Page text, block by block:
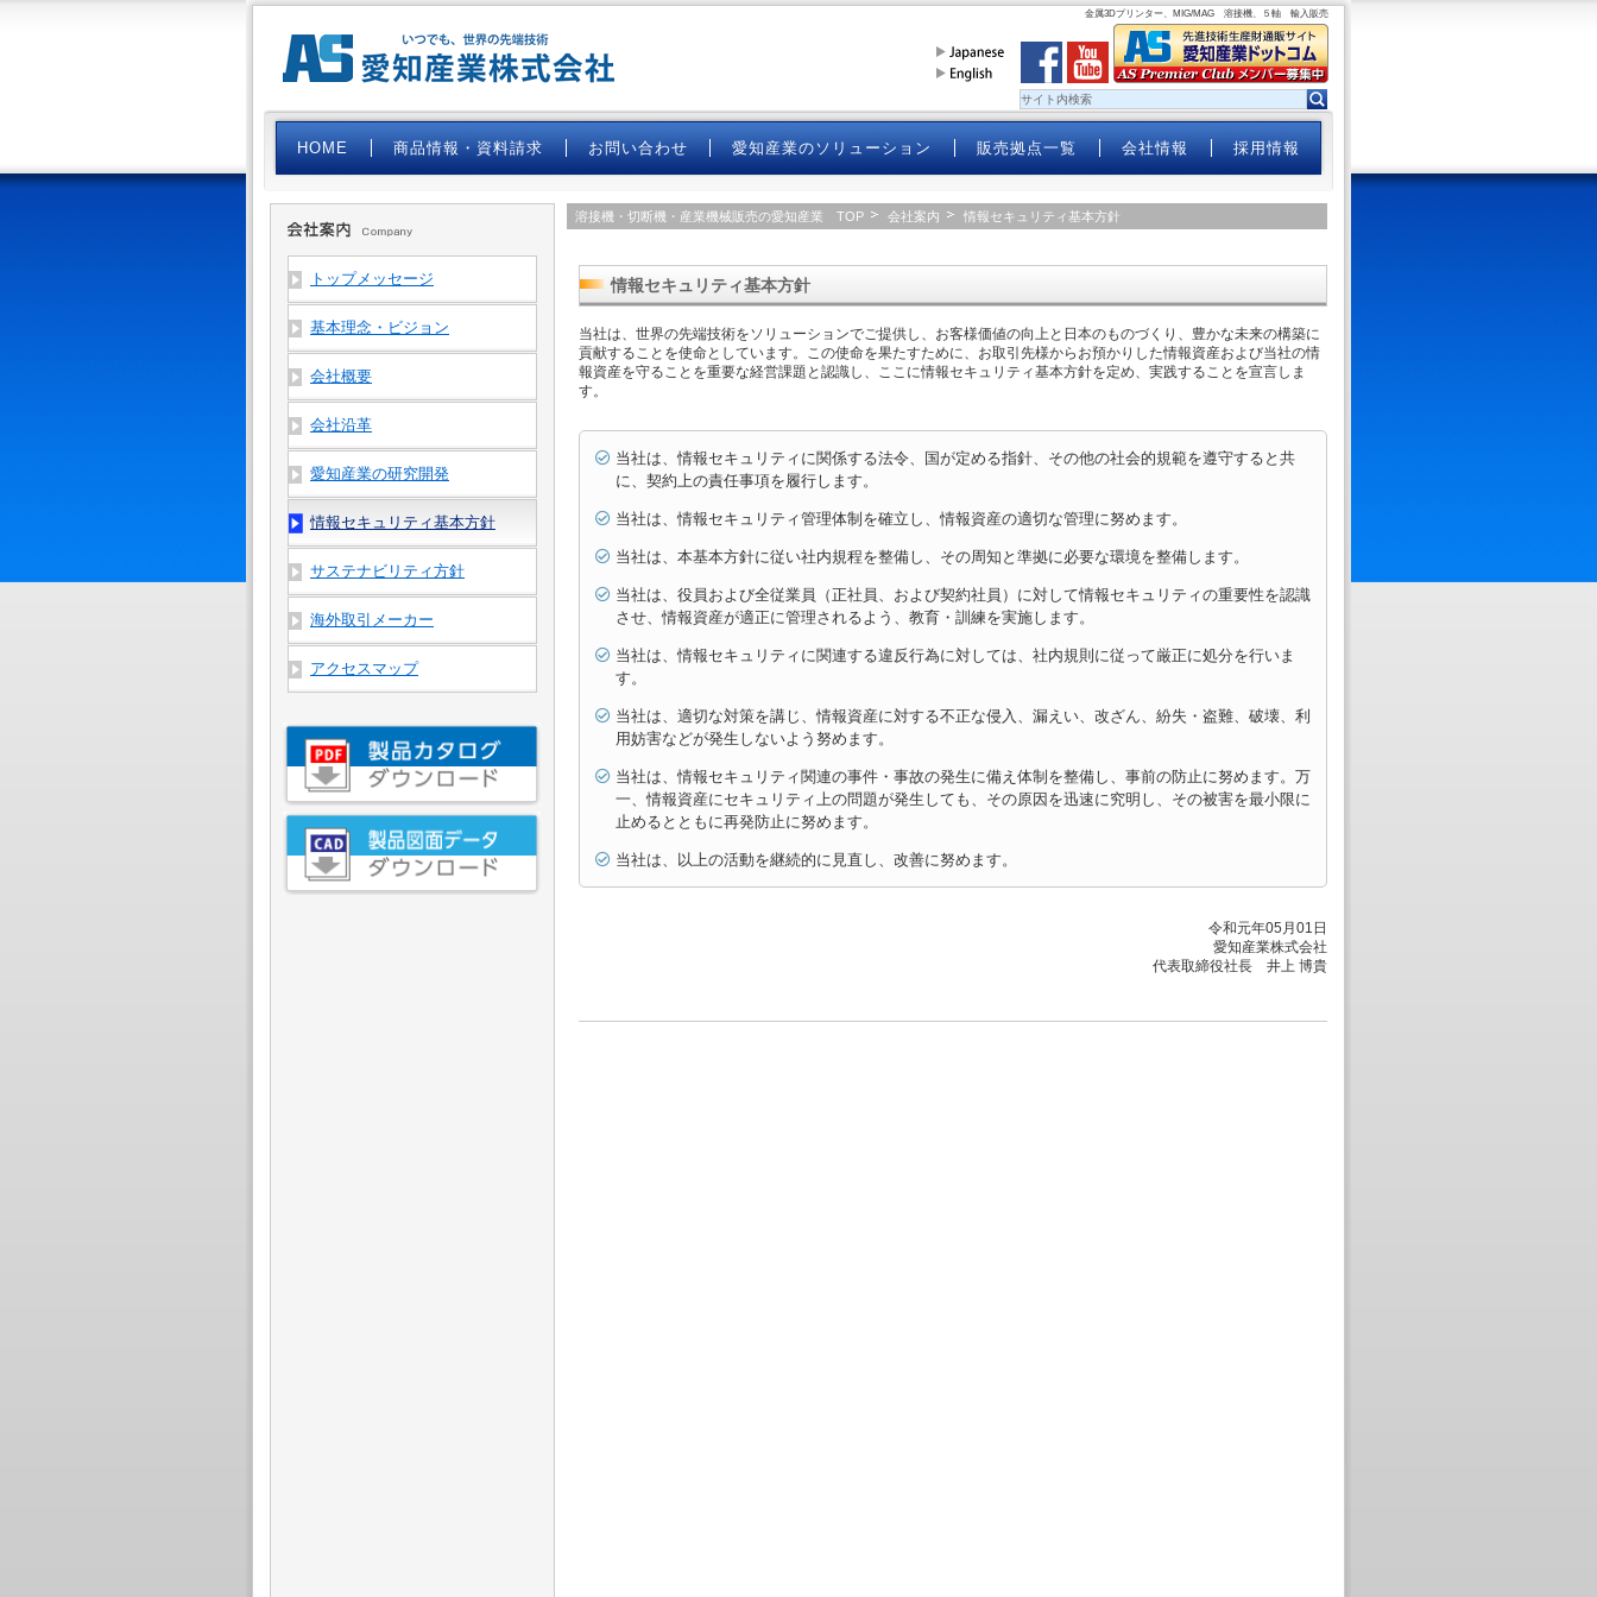
金属3Dプリンター、MIG/MAG 溶接機、５軸 輸入販売
HOME 商品情報・資料請求 お問い合わせ 愛知産業のソリューション 販売拠点一覧 会社情報 採用情報
溶接機・切断機・産業機械販売の愛知産業 TOP 会社案内 情報セキュリティ基本方針
情報セキュリティ基本方針
当社は、世界の先端技術をソリューションでご提供し、お客様価値の向上と日本のものづくり、豊かな未来の構築に
貢献することを使命としています。この使命を果たすために、お取引先様からお預かりした情報資産および当社の情
報資産を守ることを重要な経営課題と認識し、ここに情報セキュリティ基本方針を定め、実践することを宣言しま
す。
当社は、情報セキュリティに関係する法令、国が定める指針、その他の社会的規範を遵守すると共
に、契約上の責任事項を履行します。
当社は、情報セキュリティ管理体制を確立し、情報資産の適切な管理に努めます。
当社は、本基本方針に従い社内規程を整備し、その周知と準拠に必要な環境を整備します。
当社は、役員および全従業員（正社員、および契約社員）に対して情報セキュリティの重要性を認識
させ、情報資産が適正に管理されるよう、教育・訓練を実施します。
当社は、情報セキュリティに関連する違反行為に対しては、社内規則に従って厳正に処分を行いま
す。
当社は、適切な対策を講じ、情報資産に対する不正な侵入、漏えい、改ざん、紛失・盗難、破壊、利
用妨害などが発生しないよう努めます。
当社は、情報セキュリティ関連の事件・事故の発生に備え体制を整備し、事前の防止に努めます。万
一、情報資産にセキュリティ上の問題が発生しても、その原因を迅速に究明し、その被害を最小限に
止めるとともに再発防止に努めます。
当社は、以上の活動を継続的に見直し、改善に努めます。
令和元年05月01日
愛知産業株式会社
代表取締役社長 井上 博貴
トップメッセージ
基本理念・ビジョン
会社概要
会社沿革
愛知産業の研究開発
情報セキュリティ基本方針
サステナビリティ方針
海外取引メーカー
アクセスマップ